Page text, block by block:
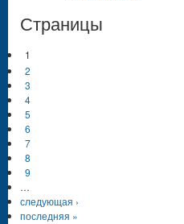
Страницы
1
2
3
4
5
6
7
8
9
…
следующая ›
последняя »